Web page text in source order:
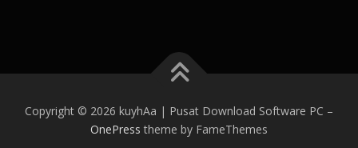
Copyright © 2026 kuyhAa | Pusat Download Software PC –
OnePress theme by FameThemes